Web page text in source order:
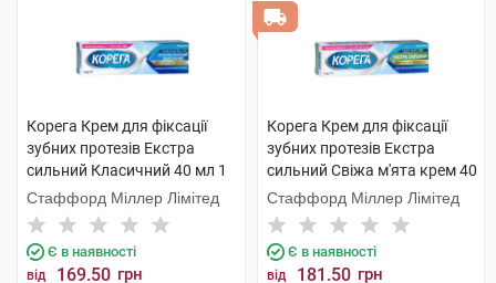
Корега Крем для фіксації
зубних протезів Екстра
сильний Класичний 40 мл 1
туба
Стаффорд Міллер Лімітед
Є в наявності
від 169.50 грн
Корега Крем для фіксації
зубних протезів Екстра
сильний Свіжа м'ята крем 40
мл 1 туба
Стаффорд Міллер Лімітед
Є в наявності
від 181.50 грн